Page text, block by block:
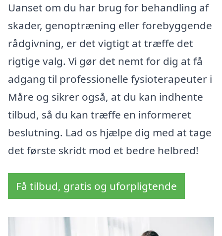
Uanset om du har brug for behandling af
skader, genoptræning eller forebyggende
rådgivning, er det vigtigt at træffe det
rigtige valg. Vi gør det nemt for dig at få
adgang til professionelle fysioterapeuter i
Måre og sikrer også, at du kan indhente
tilbud, så du kan træffe en informeret
beslutning. Lad os hjælpe dig med at tage
det første skridt mod et bedre helbred!
Få tilbud, gratis og uforpligtende